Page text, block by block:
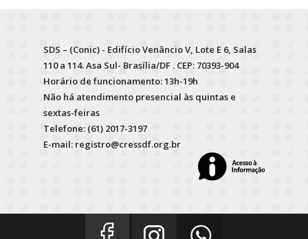
SDS – (Conic) - Edifício Venâncio V, Lote E 6, Salas
110 a 114. Asa Sul- Brasília/DF . CEP: 70393-904
Horário de funcionamento: 13h-19h
Não há atendimento presencial às quintas e
sextas-feiras
Telefone: (61) 2017-3197
E-mail: registro@cressdf.org.br